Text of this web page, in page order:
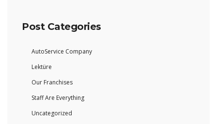
Post Categories
AutoService Company
Lektüre
Our Franchises
Staff Are Everything
Uncategorized